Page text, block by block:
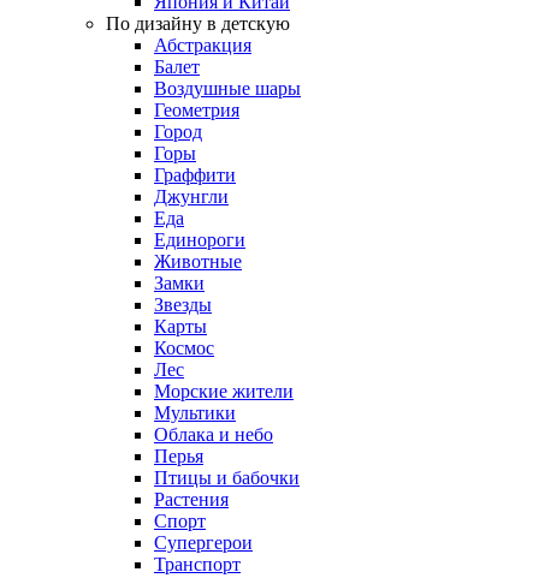
По дизайну в детскую
Абстракция
Балет
Воздушные шары
Геометрия
Город
Горы
Граффити
Джунгли
Еда
Единороги
Животные
Замки
Звезды
Карты
Космос
Лес
Морские жители
Мультики
Облака и небо
Перья
Птицы и бабочки
Растения
Спорт
Супергерои
Транспорт